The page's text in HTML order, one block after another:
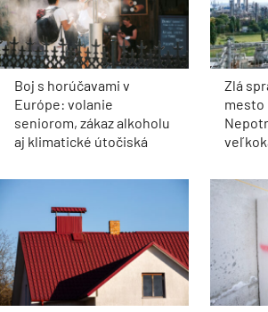
Boj s horúčavami v
Európe: volanie
seniorom, zákaz alkoholu
aj klimatické útočiská
Zlá
mesto